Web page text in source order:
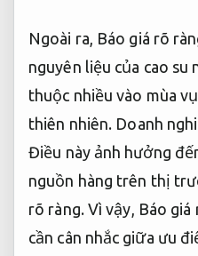
Ngoài ra, Báo giá rõ
nguyên liệu của cao su
thuộc nhiều vào mùa
thiên nhiên. Doanh
Điều này ảnh hưởng
nguồn hàng trên thị
rõ ràng.Vì vậy, Báo giá
cần cân nhắc giữa ưu